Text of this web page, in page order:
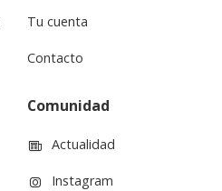
Tu cuenta
Contacto
Comunidad
Actualidad
Instagram